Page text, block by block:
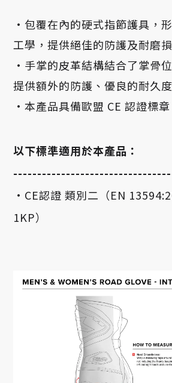
·包覆在內的硬式指節護具，
工學，提供絕佳的防護及耐磨
·手掌的皮革結構結合了掌骨
提供額外的防護、優良的耐久
·本產品具備歐盟 CE 認證標章
以下標準適用於本產品：
•CE認證 類別二（EN
1KP）